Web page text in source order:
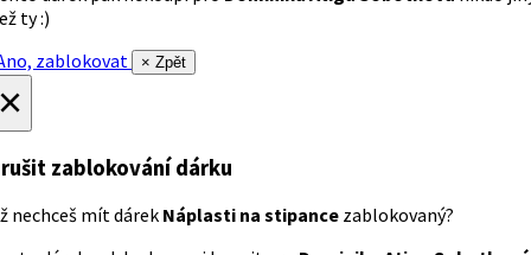
ty :)
zablokovat
× Zpět
zablokování dárku
nechceš mít dárek Náplasti na stipance zablokovaný?